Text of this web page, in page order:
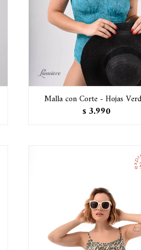
Malla con Corte - Hojas
$ 3.990